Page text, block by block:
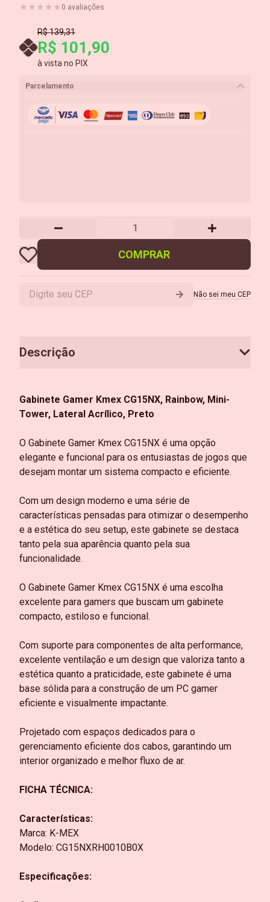
0 avaliações
R$ 139,31
R$ 101,90
à vista no PIX
Parcelamento
COMPRAR
Não sei meu CEP
Descrição
Gabinete Gamer Kmex CG15NX, Rainbow, Mini-
Tower, Lateral Acrílico, Preto
O Gabinete Gamer Kmex CG15NX é uma opção
elegante e funcional para os entusiastas de jogos que
desejam montar um sistema compacto e eficiente.
Com um design moderno e uma série de
características pensadas para otimizar o desempenho
e a estética do seu setup, este gabinete se destaca
tanto pela sua aparência quanto pela sua
funcionalidade.
O Gabinete Gamer Kmex CG15NX é uma escolha
excelente para gamers que buscam um gabinete
compacto, estiloso e funcional.
Com suporte para componentes de alta performance,
excelente ventilação e um design que valoriza tanto a
estética quanto a praticidade, este gabinete é uma
base sólida para a construção de um PC gamer
eficiente e visualmente impactante.
Projetado com espaços dedicados para o
gerenciamento eficiente dos cabos, garantindo um
interior organizado e melhor fluxo de ar.
FICHA TÉCNICA:
Características:
Marca: K-MEX
Modelo: CG15NXRH0010B0X
Especificações: